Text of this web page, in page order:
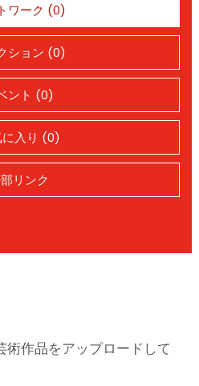
ワーク (0)
ション (0)
ント (0)
に入り (0)
リンク
術作品をアップロードして